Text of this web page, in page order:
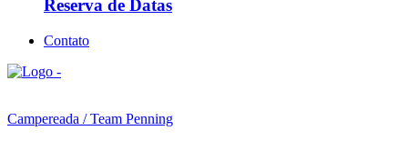
Reserva de Datas
Contato
Campereada / Team Penning